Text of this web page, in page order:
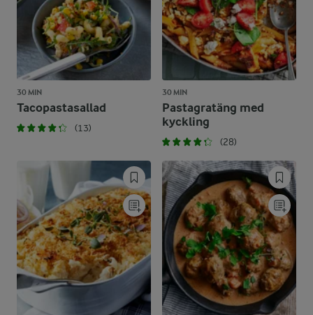
30 MIN
Tacopastasallad
(13)
30 MIN
Pastagratäng med
kyckling
(28)